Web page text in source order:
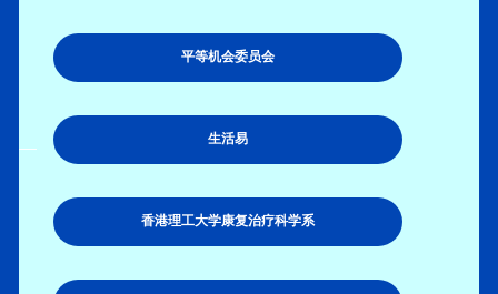
平等机会委员会
生活易
香港理工大学康复治疗科学系